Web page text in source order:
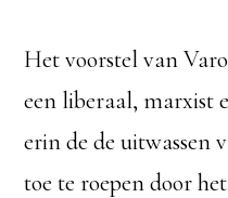
Het voorstel van
een liberaal, marxist
erin de de uitwassen
toe te roepen door